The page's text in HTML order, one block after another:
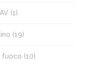
(1)
(19)
fuoco (10)